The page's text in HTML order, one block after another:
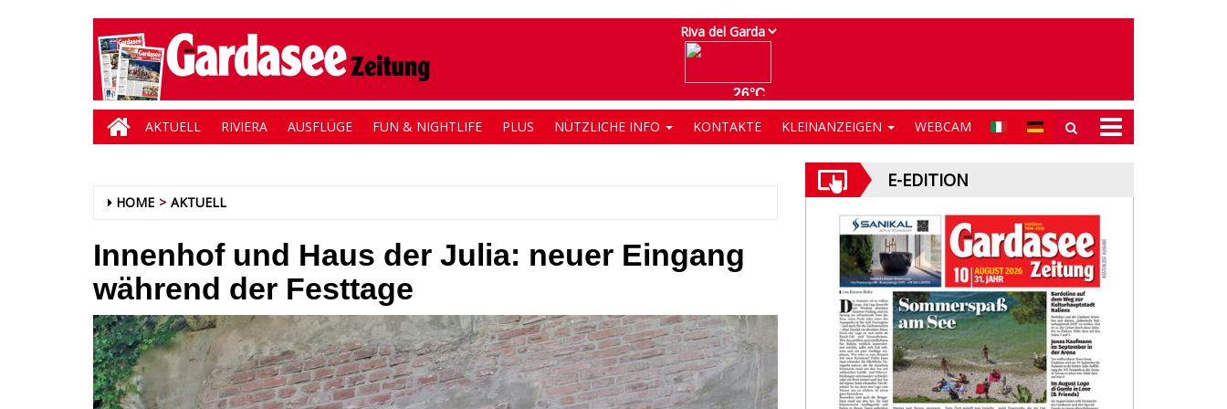
AKTUELL RIVIERA AUSFLÜGE FUN & NIGHTLIFE PLUS NÜTZLICHE INFO KONTAKTE KLEINANZEIGEN WEBCAM
HOME AKTUELL
Innenhof und Haus der Julia: neuer Eingang
während der Festtage
E-EDITION